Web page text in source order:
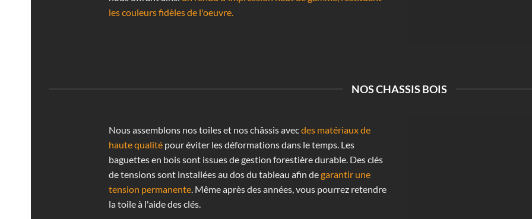
les couleurs fidèles de l'oeuvre.
NOS CHASSIS BOIS
Nous assemblons nos toiles et nos châssis avecdes matériaux de
haute qualitépour éviter les déformations dans le temps. Les
baguettes en bois sont issues de gestion forestière durable. Des clés
de tensions sont installées au dos du tableau afin degarantir une
tension permanente. Même après des années, vous pourrez retendre
la toile à l'aide des clés.